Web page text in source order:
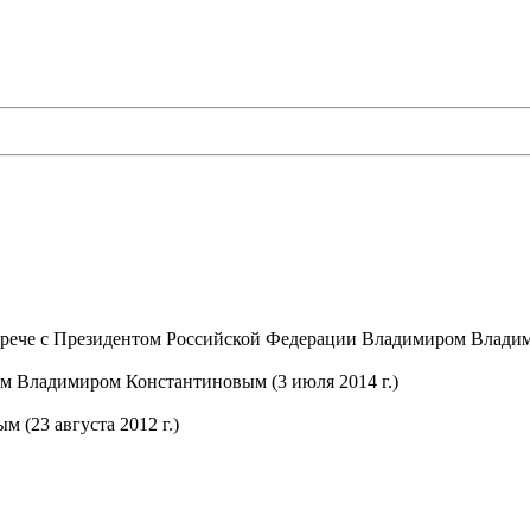
с Президентом Российской Федерации Владимиром
Владимиром Константиновым (3 июля 2014 г.)
(23 августа 2012 г.)